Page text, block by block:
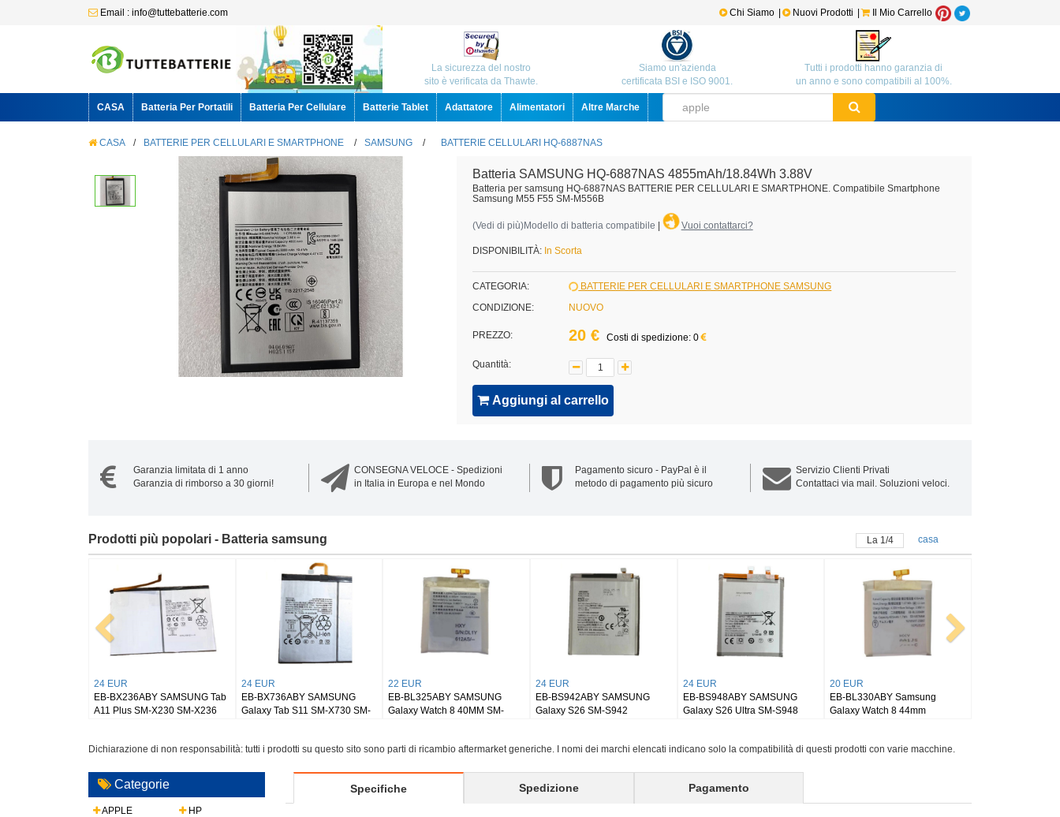
Email : info@tuttebatterie.com Il Mio Carrello
Nuovi Prodotti
Chi Siamo
La sicurezza del nostro
sito è verificata da Thawte.
Siamo un'azienda
certificata BSI e ISO 9001.
Tutti i prodotti hanno garanzia di
un anno e sono compatibili al 100%.
CASA Batteria Per Portatili Batteria Per Cellulare Batterie Tablet Adattatore Alimentatori Altre Marche
CASA / BATTERIE PER CELLULARI E SMARTPHONE / SAMSUNG / BATTERIE CELLULARI HQ-6887NAS
Batteria SAMSUNG HQ-6887NAS 4855mAh/18.84Wh 3.88V
Batteria per samsung HQ-6887NAS BATTERIE PER CELLULARI E SMARTPHONE. Compatibile Smartphone
Samsung M55 F55 SM-M556B
(Vedi di più)Modello di batteria compatibile Vuoi contattarci?
DISPONIBILITÀ: In Scorta
CATEGORIA:
BATTERIE PER CELLULARI E SMARTPHONE SAMSUNG
CONDIZIONE:
NUOVO
PREZZO: 20 € Costi di spedizione: 0
Quantità:
Aggiungi al carrello
Garanzia limitata di 1 anno
Garanzia di rimborso a 30 giorni!
CONSEGNA VELOCE - Spedizioni
in Italia in Europa e nel Mondo
Pagamento sicuro - PayPal è il
metodo di pagamento più sicuro
Servizio Clienti Privati
Contattaci via mail. Soluzioni veloci.
Prodotti più popolari - Batteria samsung La 1/4 casa
EB-BL330ABY Samsung
Galaxy Watch 8 44mm
EB-BS946ABY Samsung
Galaxy S26 Plus/S947
NS1250 Samsung Buds 2/
buds 2 pro earbuds
EB-BX906ABY SAMSUNG
Galaxy Tab S8 Ultra SM-X900
EB-BX818ABY SAMSUNG
Galaxy Tab S9 Plus Wi-fi
EB-BX516ABY SAMSUNG
Galaxy Tab S9FE X510 X516
BT545ABY SAMSUNG Tab
Active Pro SM-T540/T545/T547
Dichiarazione di non responsabilità: tutti i prodotti su questo sito sono parti di ricambio aftermarket generiche. I nomi dei marchi elencati indicano solo la compatibilità di questi prodotti con varie macchine.
Specifiche Spedizione Pagamento
Categorie
APPLE HP